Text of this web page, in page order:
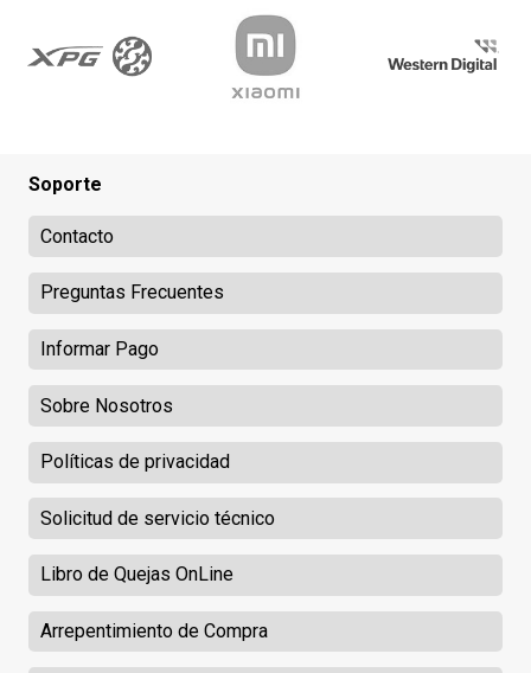
Soporte
Contacto
Preguntas Frecuentes
Informar Pago
Sobre Nosotros
Políticas de privacidad
Solicitud de servicio técnico
Libro de Quejas OnLine
Arrepentimiento de Compra